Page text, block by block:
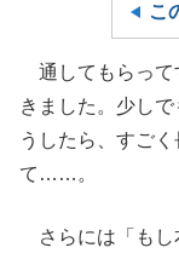
こ
通してもらって
きました。少し
うしたら、すご
て……。
さらには「もし